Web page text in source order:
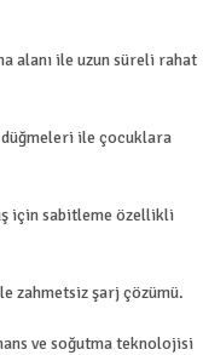
alanı ile uzun süreli rahat
ile çocuklara
için sabitleme özellikli
zahmetsiz şarj çözümü.
ve soğutma teknolojisi